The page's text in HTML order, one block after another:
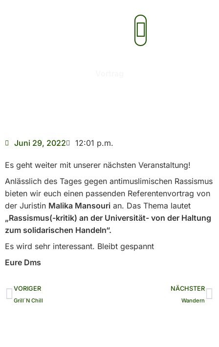
Juni 29, 2022 12:01 p.m.
Es geht weiter mit unserer nächsten Veranstaltung!
Anlässlich des Tages gegen antimuslimischen Rassismus
bieten wir euch einen passenden Referentenvortrag von
der Juristin Malika Mansouri an. Das Thema lautet
„Rassismus(-kritik) an der Universität- von der Haltung
zum solidarischen Handeln“.
Es wird sehr interessant. Bleibt gespannt
Eure Dms
Zurück
VORIGER
Grill´N Chill
NÄCHSTER
Wandern